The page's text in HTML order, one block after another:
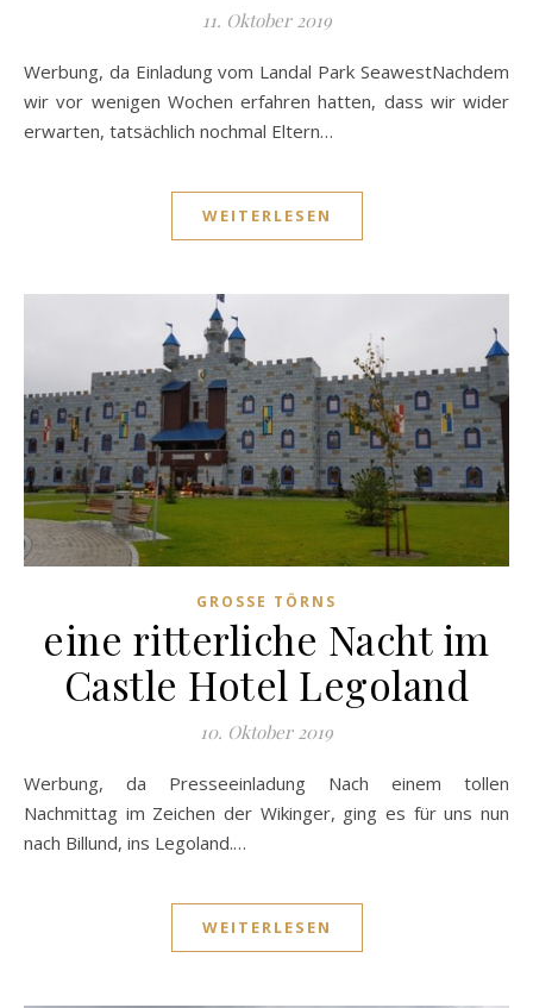
11. Oktober 2019
Werbung, da Einladung vom Landal Park SeawestNachdem
wir vor wenigen Wochen erfahren hatten, dass wir wider
erwarten, tatsächlich nochmal Eltern…
WEITERLESEN
GROSSE TÖRNS
eine ritterliche Nacht im
Castle Hotel Legoland
10. Oktober 2019
Werbung, da Presseeinladung Nach einem tollen
Nachmittag im Zeichen der Wikinger, ging es für uns nun
nach Billund, ins Legoland.…
WEITERLESEN